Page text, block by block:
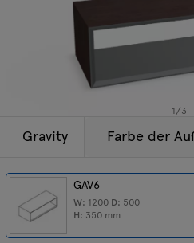
Tamo
Anfragen
1/3
Gravity
GAV6
W: 1200 D: 500
H: 350 mm
Farbe der